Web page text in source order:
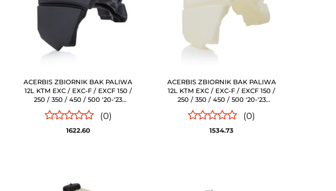
ACERBIS ZBIORNIK BAK PALIWA
12L KTM EXC / EXC-F / EXCF 150 /
250 / 350 / 450 / 500 '20-'23
CZARNY
(0)
1622.60
ACERBIS ZBIORNIK BAK PALIWA
12L KTM EXC / EXC-F / EXCF 150 /
250 / 350 / 450 / 500 '20-'23
PRZEŹROCZYSTY (BIAŁY / CLEAR)
(0)
1534.73